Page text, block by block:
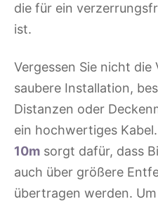
die für ein
ist.
Vergessen Sie nicht die
saubere Installation,
Distanzen oder
ein hochwertiges Kabel.
10m sorgt dafür, dass
auch über größere
übertragen werden.